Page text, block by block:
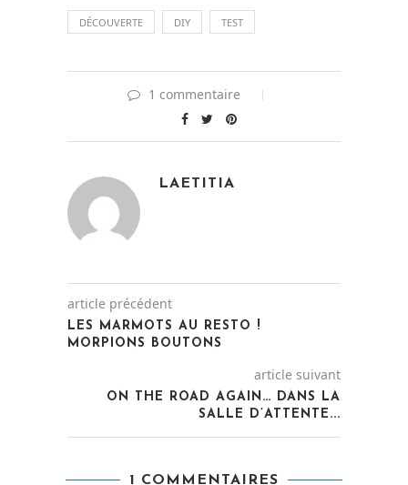
DÉCOUVERTE DIY TEST
1 commentaire
LAETITIA
article précédent
LES MARMOTS AU RESTO !
MORPIONS BOUTONS
article suivant
ON THE ROAD AGAIN… DANS LA
SALLE D’ATTENTE...
1 COMMENTAIRES